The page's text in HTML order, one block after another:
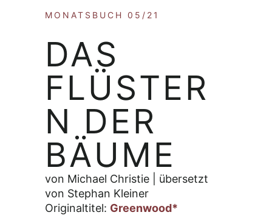
MONATSBUCH 05/21
DAS
FLÜSTER
N DER
BÄUME
von Michael Christie | übersetzt
von Stephan Kleiner
Originaltitel: Greenwood*